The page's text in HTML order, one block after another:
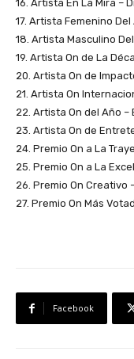
16. Artista En La Mira –
17. Artista Femenino Del
18. Artista Masculino
19. Artista On de La
20. Artista On de
21. Artista On
22. Artista On del Año –
23. Artista On de
24. Premio On a La
25. Premio On a La
26. Premio On Creativo
27. Premio On Más
Facebook